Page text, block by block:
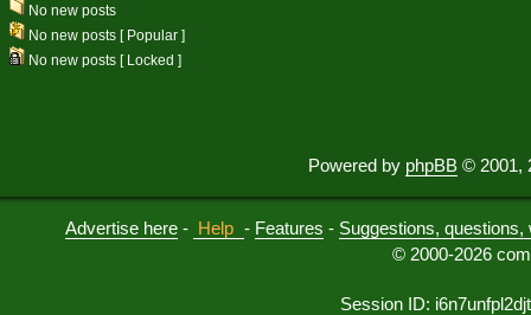
No new posts
No new posts [ Popular ]
No new posts [ Locked ]
Powered by phpBB © 2001,
Advertise here - Help - Features - Suggestions,
© 2000-2026
Session ID: